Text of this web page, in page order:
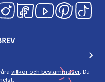
villkor och bestämmelser. Du